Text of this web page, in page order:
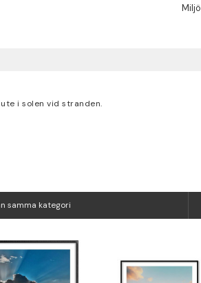
i solen vid stranden.
samma kategori